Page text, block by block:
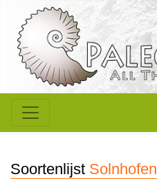
Soortenlijst Solnhofen